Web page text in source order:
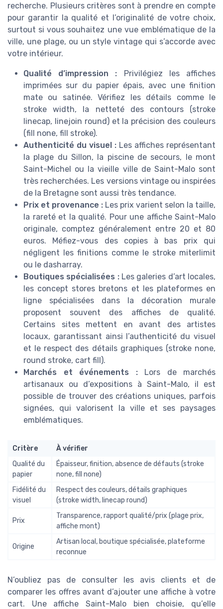
recherche. Plusieurs critères sont à prendre en compte
pour garantir la qualité et l’originalité de votre choix,
surtout si vous souhaitez une vue emblématique de la
ville, une plage, ou un style vintage qui s’accorde avec
votre intérieur.
Qualité d’impression : Privilégiez les affiches
imprimées sur du papier épais, avec une finition
mate ou satinée. Vérifiez les détails comme le
stroke width, la netteté des contours (stroke
linecap, linejoin round) et la précision des couleurs
(fill none, fill stroke).
Authenticité du visuel : Les affiches représentant
la plage du Sillon, la piscine de secours, le mont
Saint-Michel ou la vieille ville de Saint-Malo sont
très recherchées. Les versions vintage ou inspirées
de la Bretagne sont aussi très tendance.
Prix et provenance : Les prix varient selon la taille,
la rareté et la qualité. Pour une affiche Saint-Malo
originale, comptez généralement entre 20 et 80
euros. Méfiez-vous des copies à bas prix qui
négligent les finitions comme le stroke miterlimit
ou le dasharray.
Boutiques spécialisées :Les galeries d’art locales,
les concept stores bretons et les plateformes en
ligne spécialisées dans la décoration murale
proposent souvent des affiches de qualité.
Certains sites mettent en avant des artistes
locaux, garantissant ainsi l’authenticité du visuel
et le respect des détails graphiques (stroke none,
round stroke, cart fill).
Marchés et événements :Lors de marchés
artisanaux ou d’expositions à Saint-Malo, il est
possible de trouver des créations uniques, parfois
signées, qui valorisent la ville et ses paysages
emblématiques.
Critère
À vérifier
Qualité du
papier
Épaisseur, finition, absence de défauts (stroke
none, fill none)
Fidélité du
visuel
Respect des couleurs, détails graphiques
(stroke width, linecap round)
Prix
Transparence, rapport qualité/prix (plage prix,
affiche mont)
Origine
Artisan local, boutique spécialisée, plateforme
reconnue
N’oubliez pas de consulter les avis clients et de
comparer les offres avant d’ajouter une affiche à votre
cart. Une affiche Saint-Malo bien choisie, qu’elle